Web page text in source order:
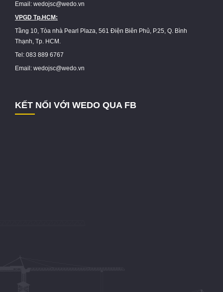
Email: wedojsc@wedo.vn
VPGD Tp.HCM:
Tầng 10, Tòa nhà Pearl Plaza, 561 Điện Biên Phủ, P.25, Q. Bình
Thạnh, Tp. HCM.
Tel: 083 889 6767
Email: wedojsc@wedo.vn
KẾT NỐI VỚI WEDO QUA FB